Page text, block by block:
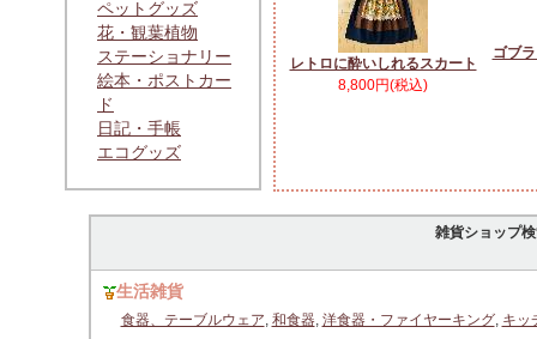
ペットグッズ
花・観葉植物
ステーショナリー
絵本・ポストカー
ド
日記・手帳
エコグッズ
レトロに酔いしれるスカート
8,800円(税込)
ゴブ
雑貨ショップ
生活雑貨
食器、テーブルウェア, 和食器, 洋食器・ファイヤーキング, キッ